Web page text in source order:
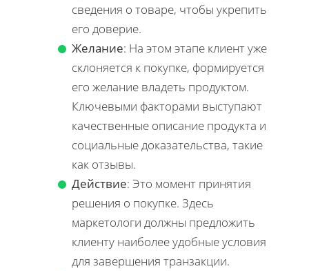
сведения о товаре, чтобы укрепить
его доверие.
Желание: На этом этапе клиент уже
склоняется к покупке, формируется
его желание владеть продуктом.
Ключевыми факторами выступают
качественные описание продукта и
социальные доказательства, такие
как отзывы.
Действие: Это момент принятия
решения о покупке. Здесь
маркетологи должны предложить
клиенту наиболее удобные условия
для завершения транзакции.